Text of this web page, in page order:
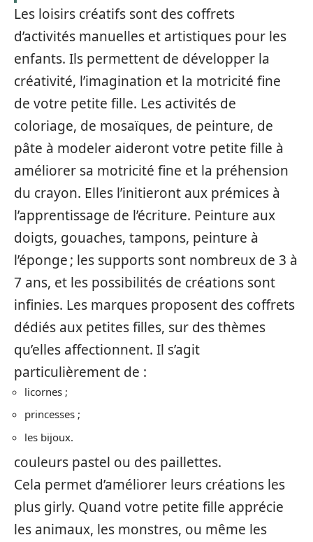
Les loisirs créatifs sont des coffrets
d’activités manuelles et artistiques pour les
enfants. Ils permettent de développer la
créativité, l’imagination et la motricité fine
de votre petite fille. Les activités de
coloriage, de mosaïques, de peinture, de
pâte à modeler aideront votre petite fille à
améliorer sa motricité fine et la préhension
du crayon. Elles l’initieront aux prémices à
l’apprentissage de l’écriture. Peinture aux
doigts, gouaches, tampons, peinture à
l’éponge ; les supports sont nombreux de 3 à
7 ans, et les possibilités de créations sont
infinies. Les marques proposent des coffrets
dédiés aux petites filles, sur des thèmes
qu’elles affectionnent. Il s’agit
particulièrement de :
licornes ;
princesses ;
les bijoux.
couleurs pastel ou des paillettes.
Cela permet d’améliorer leurs créations les
plus girly. Quand votre petite fille apprécie
les animaux, les monstres, ou même les